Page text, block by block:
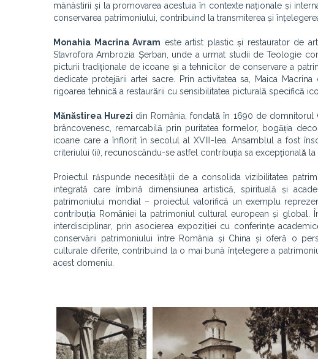
mănăstirii și la promovarea acestuia în contexte naționale și
conservarea patrimoniului, contribuind la transmiterea și
Monahia Macrina Avram este artist plastic și restaurator de
Stavrofora Ambrozia Șerban, unde a urmat studii de Teologie
picturii tradiționale de icoane și a tehnicilor de conservare a
dedicate protejării artei sacre. Prin activitatea sa, Maica
rigoarea tehnică a restaurării cu sensibilitatea picturală specifică
Mănăstirea Hurezi din România, fondată în 1690 de domnitorul
brâncovenesc, remarcabilă prin puritatea formelor, bogăția
icoane care a înflorit în secolul al XVIII-lea. Ansamblul a fost
criteriului (ii), recunoscându-se astfel contribuția sa excepțională
Proiectul răspunde necesității de a consolida vizibilitatea
integrată care îmbină dimensiunea artistică, spirituală și
patrimoniului mondial – proiectul valorifică un exemplu
contribuția României la patrimoniul cultural european și
interdisciplinar, prin asocierea expoziției cu conferințe
conservării patrimoniului între România și China și oferă o
culturale diferite, contribuind la o mai bună înțelegere a
acest domeniu.